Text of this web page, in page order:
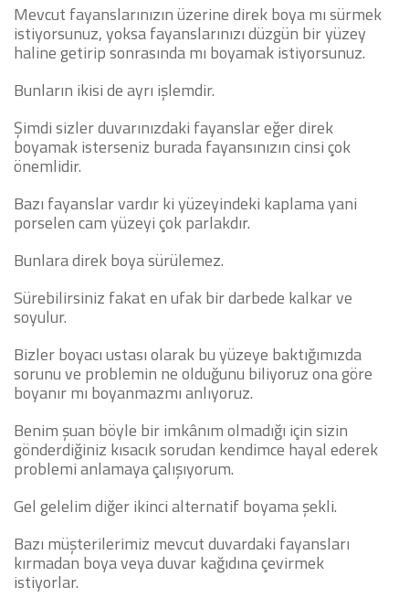
Mevcut fayanslarınızın üzerine direk boya mı sürmek
istiyorsunuz, yoksa fayanslarınızı düzgün bir yüzey
haline getirip sonrasında mı boyamak istiyorsunuz.
Bunların ikisi de ayrı işlemdir.
Şimdi sizler duvarınızdaki fayanslar eğer direk
boyamak isterseniz burada fayansınızın cinsi çok
önemlidir.
Bazı fayanslar vardır ki yüzeyindeki kaplama yani
porselen cam yüzeyi çok parlakdır.
Bunlara direk boya sürülemez.
Sürebilirsiniz fakat en ufak bir darbede kalkar ve
soyulur.
Bizler boyacı ustası olarak bu yüzeye baktığımızda
sorunu ve problemin ne olduğunu biliyoruz ona göre
boyanır mı boyanmazmı anlıyoruz.
Benim şuan böyle bir imkânım olmadığı için sizin
gönderdiğiniz kısacık sorudan kendimce hayal ederek
problemi anlamaya çalışıyorum.
Gel gelelim diğer ikinci alternatif boyama şekli.
Bazı müşterilerimiz mevcut duvardaki fayansları
kırmadan boya veya duvar kağıdına çevirmek
istiyorlar.